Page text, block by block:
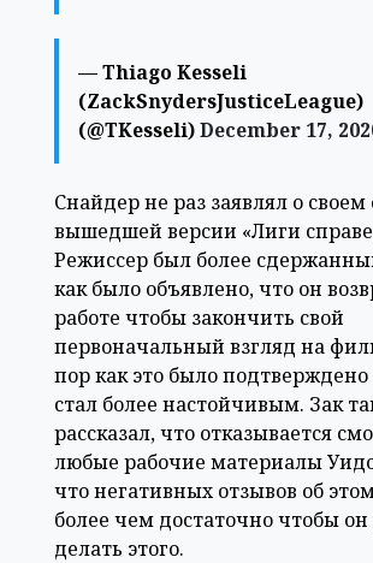
— Thiago Kesseli
(ZackSnydersJusticeLeague)
(@TKesseli)December 17,
Снайдер не раз заявлял о
вышедшей версии «Лиги
Режиссер был более
как было объявлено, что он
работе чтобы закончить свой
первоначальный взгляд на
пор как это было подтверждено
стал более настойчивым. Зак
рассказал, что отказывается
любые рабочие материалы
что негативных отзывов об
более чем достаточно чтобы
делать этого.